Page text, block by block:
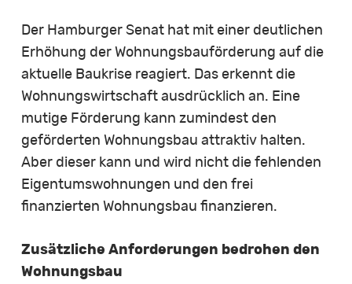
Der Hamburger Senat hat mit einer deutlichen
Erhöhung der Wohnungsbauförderung auf die
aktuelle Baukrise reagiert. Das erkennt die
Wohnungswirtschaft ausdrücklich an. Eine
mutige Förderung kann zumindest den
geförderten Wohnungsbau attraktiv halten.
Aber dieser kann und wird nicht die fehlenden
Eigentumswohnungen und den frei
finanzierten Wohnungsbau finanzieren.
Zusätzliche Anforderungen bedrohen den
Wohnungsbau